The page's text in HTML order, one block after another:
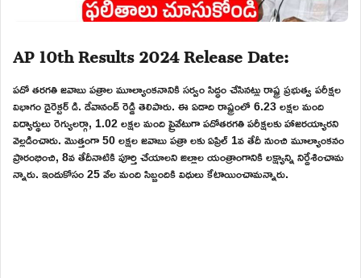
AP 10th Results 2024 Release Date:
పదో తరగతి జవాబు పత్రాల మూల్యాంకనానికి సర్వం సిద్ధం చేసినట్లు రాష్ట్ర ప్రభుత్వ పరీక్షల
విభాగం డైరెక్టర్ డి. దేవానంద్ రెడ్డి తెలిపారు. ఈ ఏడాది రాష్ట్రంలో 6.23 లక్షల మంది
విద్యార్థులు రెగ్యులర్గా, 1.02 లక్షల మంది ప్రైవేటుగా పదోతరగతి పరీక్షలకు హాజరయ్యారని
వెల్లడించారు. మొత్తంగా 50 లక్షల జవాబు పత్రా లకు ఏప్రిల్ 1వ తేదీ నుంచి మూల్యాంకనం
ప్రారంభించి, 8వ తేదీనాటికి పూర్తి చేయాలని జిల్లాల యంత్రాంగానికి లక్ష్యాన్ని నిర్దేశించామ
న్నారు. ఇందుకోసం 25 వేల మంది సిబ్బందికి విధులు కేటాయించామన్నారు.